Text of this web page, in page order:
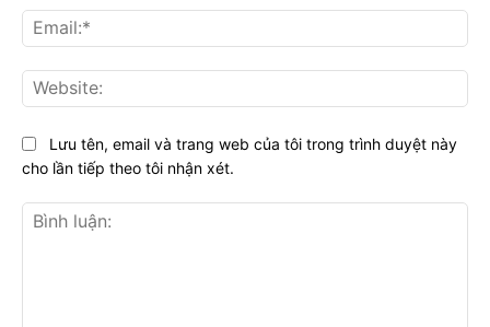
Lưu tên, email và trang web của tôi trong trình duyệt này
cho lần tiếp theo tôi nhận xét.